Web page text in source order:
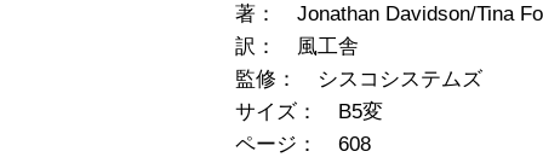
著： Jonathan Davidson/Tina
訳： 風工舎
監修： シスコシステムズ
サイズ： B5変
ページ： 608